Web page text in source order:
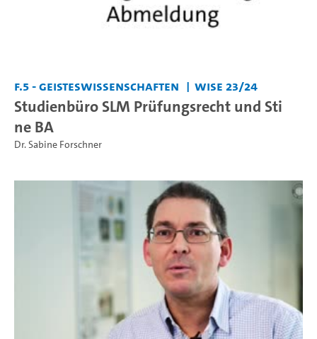
F.5 - Geisteswissenschaften WiSe 23/24
Studienbüro SLM Prüfungsrecht und Sti
ne BA
Dr. Sabine Forschner